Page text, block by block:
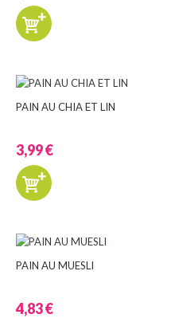
PAIN AU CHIA ET LIN
3,99 €
PAIN AU MUESLI
4,83 €